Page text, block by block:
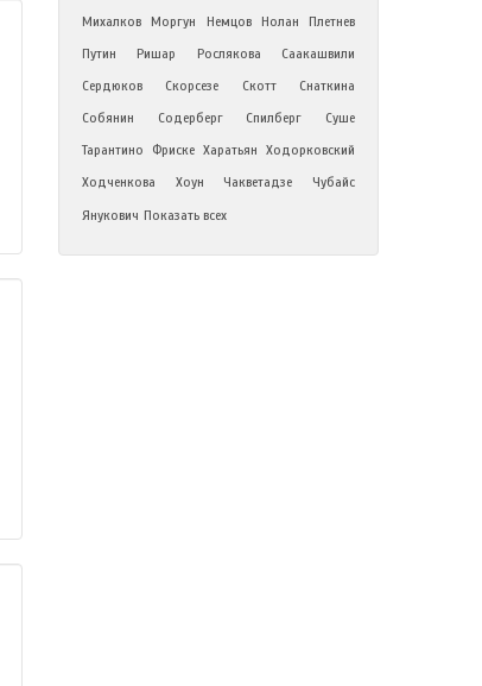
Михалков
Моргун Немцов Нолан
Плетнев
Путин
Ришар Рослякова
Саакашвили
Сердюков
Скорсезе Скотт
Снаткина
Собянин
Содерберг Спилберг
Суше
Тарантино
Фриске Харатьян Ходорковский
Ходченкова
Хоун Чакветадзе
Чубайс
Янукович Показать всех